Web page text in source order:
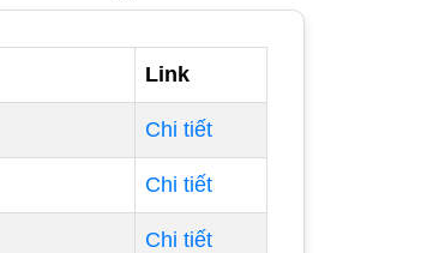
Link
Chi tiết
Chi tiết
Chi tiết